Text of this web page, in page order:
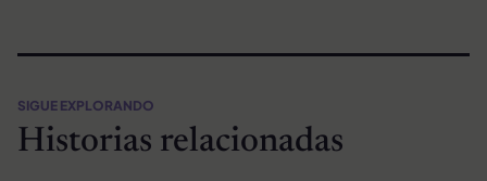
SIGUE EXPLORANDO
Historias relacionadas